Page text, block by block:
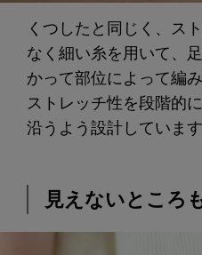
くつしたと同じく、ス
なく細い糸を用いて、
かって部位によって編
ストレッチ性を段階的
沿うよう設計しています
見えないところ